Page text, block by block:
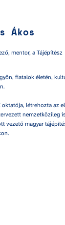
Ákos
mentor, a Tájépítész
fiatalok életén,
létrehozta az
nemzetközileg
vezető magyar